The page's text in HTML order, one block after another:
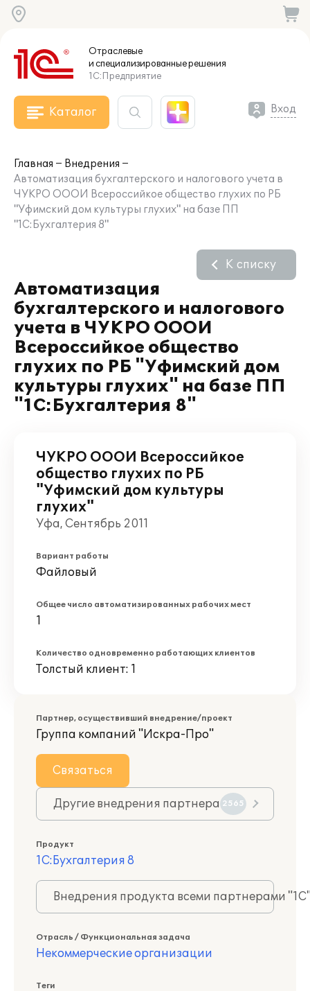
Отраслевые
и специализированныерешения
1С:Предприятие
Каталог Вход
Главная
Внедрения
Автоматизация бухгалтерского и налогового учета в
ЧУКРО ОООИ Всероссийкое общество глухих по РБ
"Уфимский дом культуры глухих" на базе ПП
"1С:Бухгалтерия 8"
Автоматизация
бухгалтерского и налогового
учета в ЧУКРО ОООИ
Всероссийкое общество
глухих по РБ "Уфимский дом
культуры глухих" на базе ПП
"1С:Бухгалтерия 8"
К списку
ЧУКРО ОООИ Всероссийкое
общество глухих по РБ
"Уфимский дом культуры
глухих"
Уфа, Сентябрь 2011
Вариант работы
Файловый
Общее число автоматизированных рабочих мест
1
Количество одновременно работающих клиентов
Толстый клиент: 1
Партнер, осуществивший внедрение/проект
Группа компаний "Искра-Про"
Связаться
Другие внедрения партнера 2565
Продукт
1С:Бухгалтерия 8
Внедрения продукта всеми партнерами
Отрасль / Функциональная задача
Некоммерческие организации
Теги